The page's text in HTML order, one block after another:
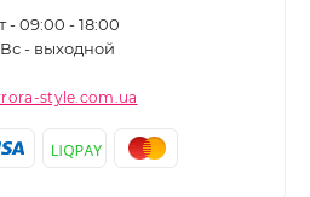
- 09:00 - 18:00
- выходной
style.com.ua